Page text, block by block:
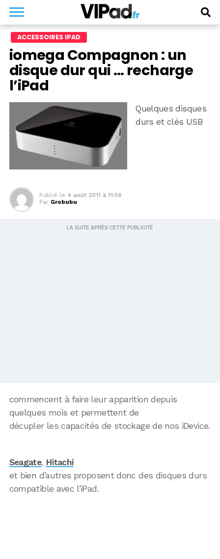
ACCESSOIRES IPAD
iomega Compagnon : un
disque dur qui … recharge
l’iPad
Quelques disques
durs et clés USB
Publié le 4 août 2011 à 11:56
Par Grobubu
commencent à faire leur apparition depuis
quelques mois et permettent de
décupler les capacités de stockage de nos iDevice.
Seagate, Hitachi
et bien d’autres proposent donc des disques durs
compatible avec l’iPad.